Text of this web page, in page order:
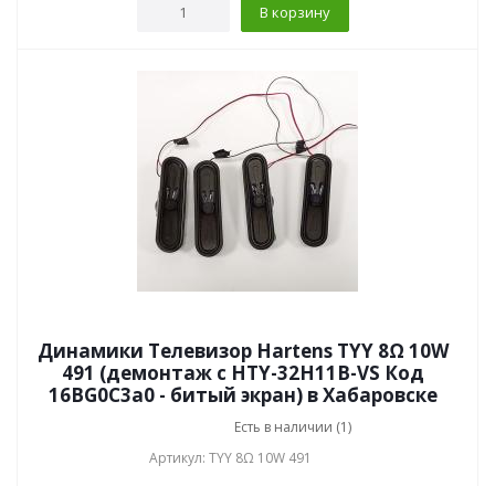
В корзину
Динамики Телевизор Hartens TYY 8Ω 10W
491 (демонтаж с HTY-32H11B-VS Код
16BG0C3a0 - битый экран) в Хабаровске
Есть в наличии (1)
Артикул: TYY 8Ω 10W 491